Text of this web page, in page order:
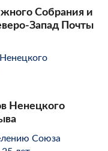
Собрания и
Запад Почты
Ненецкого